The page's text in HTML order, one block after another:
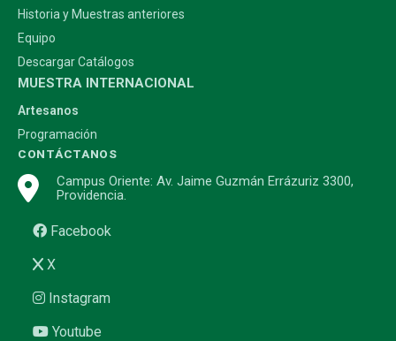
Historia y Muestras anteriores
Equipo
Descargar Catálogos
MUESTRA INTERNACIONAL
Artesanos
Programación
CONTÁCTANOS
Campus Oriente: Av. Jaime Guzmán Errázuriz 3300,
Providencia.
Facebook
X
Instagram
Youtube